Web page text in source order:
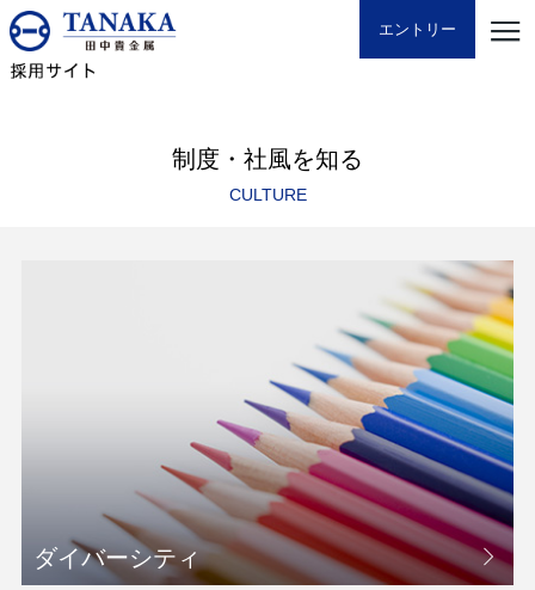
エントリー
制度・社風を知る
CULTURE
ダイバーシティ